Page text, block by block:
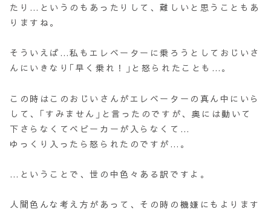
たり…というのもあったりして、難しいと思うこともあ
りますね。
そういえば…私もエレベーターに乗ろうとしておじいさ
んにいきなり｢早く乗れ！｣と怒られたことも…。
この時はこのおじいさんがエレベーターの真ん中にいら
して、｢すみません｣と言ったのですが、奥には動いて
下さらなくてベビーカーが入らなくて…
ゆっくり入ったら怒られたのですが…。
…ということで、世の中色々ある訳ですよ。
人間色んな考え方があって、その時の機嫌にもよります